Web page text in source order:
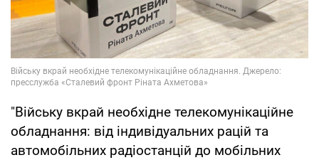
"Війську вкрай необхідне телекомунікаційне
обладнання: від індивідуальних рацій та
автомобільних радіостанцій до мобільних